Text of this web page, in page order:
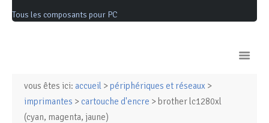
Tous les composants pour PC
Ordinateurs & Tablettes
vous êtes ici: accueil > périphériques et réseaux >
imprimantes > cartouche d'encre > brother lc1280xl
(cyan, magenta, jaune)